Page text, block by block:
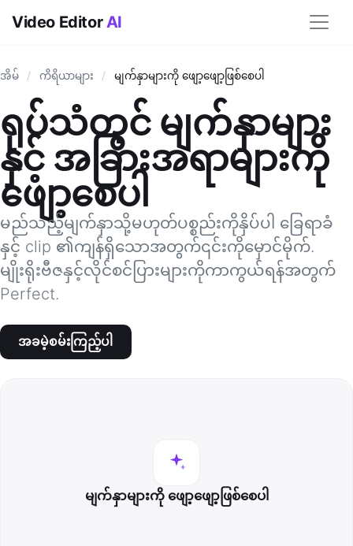
Video EditorAI
အိမ် / ကိရိယာများ / မျက်နှာများကို ဖျော့ဖျော့ဖြစ်စေပါ
ရုပ်သံတွင် မျက်နှာများ
နှင့် အခြားအရာများကို
ဖျော့စေပါ
မည်သည့်မျက်နှာသို့မဟုတ်ပစ္စည်းကိုနှိပ်ပါ ခြေရာခံ
နှင့် clip ၏ကျန်ရှိသောအတွက်၎င်းကိုမှောင်မိုက်.
မျိုးရိုးဗီဇနှင့်လိုင်စင်ပြားများကိုကာကွယ်ရန်အတွက်
Perfect.
အခမဲ့စမ်းကြည့်ပါ
မျက်နှာများကို ဖျော့ဖျော့ဖြစ်စေပါ